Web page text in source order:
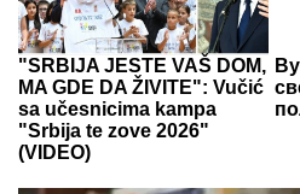
"SRBIJA JESTE VAŠ DOM,
MA GDE DA ŽIVITE": Vučić
sa učesnicima kampa
"Srbija te zove 2026"
(VIDEO)